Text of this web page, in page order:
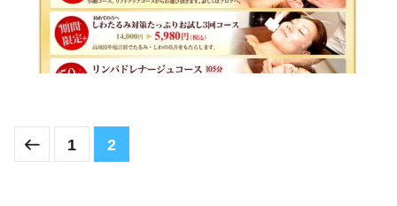
プリマジュール様
LP制作 / コーディング / デザイン
1 2